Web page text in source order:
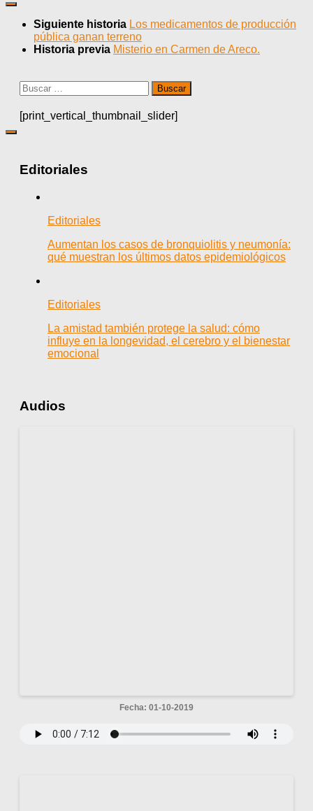
Siguiente historia Los medicamentos de producción
pública ganan terreno
Historia previa Misterio en Carmen de Areco.
Buscar:
[print_vertical_thumbnail_slider]
Editoriales
Editoriales
Aumentan los casos de bronquiolitis y neumonía:
qué muestran los últimos datos epidemiológicos
Editoriales
La amistad también protege la salud: cómo
influye en la longevidad, el cerebro y el bienestar
emocional
Audios
Fecha: 01-10-2019